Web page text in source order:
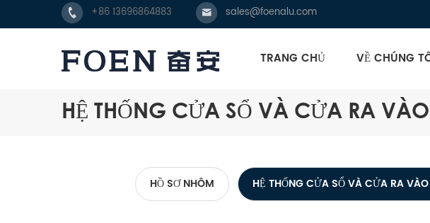
+86 13696864883 sales@foenalu.com
TRANG CHỦ VỀ CHÚNG
HỆ THỐNG CỬA SỔ VÀ CỬA RA
HỒ SƠ NHÔM HỆ THỐNG CỬA SỔ VÀ CỬA RA